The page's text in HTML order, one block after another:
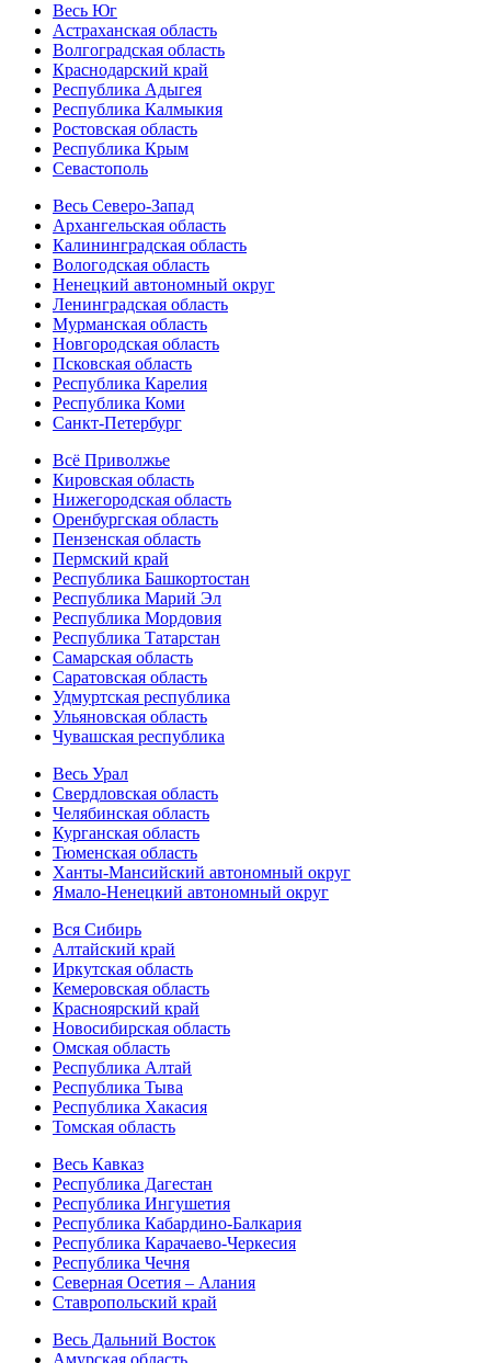
Весь Юг
Астраханская область
Волгоградская область
Краснодарский край
Республика Адыгея
Республика Калмыкия
Ростовская область
Республика Крым
Севастополь
Весь Северо-Запад
Архангельская область
Калининградская область
Вологодская область
Ненецкий автономный округ
Ленинградская область
Мурманская область
Новгородская область
Псковская область
Республика Карелия
Республика Коми
Санкт-Петербург
Всё Приволжье
Кировская область
Нижегородская область
Оренбургская область
Пензенская область
Пермский край
Республика Башкортостан
Республика Марий Эл
Республика Мордовия
Республика Татарстан
Самарская область
Саратовская область
Удмуртская республика
Ульяновская область
Чувашская республика
Весь Урал
Свердловская область
Челябинская область
Курганская область
Тюменская область
Ханты-Мансийский автономный округ
Ямало-Ненецкий автономный округ
Вся Сибирь
Алтайский край
Иркутская область
Кемеровская область
Красноярский край
Новосибирская область
Омская область
Республика Алтай
Республика Тыва
Республика Хакасия
Томская область
Весь Кавказ
Республика Дагестан
Республика Ингушетия
Республика Кабардино-Балкария
Республика Карачаево-Черкесия
Республика Чечня
Северная Осетия – Алания
Ставропольский край
Весь Дальний Восток
Амурская область